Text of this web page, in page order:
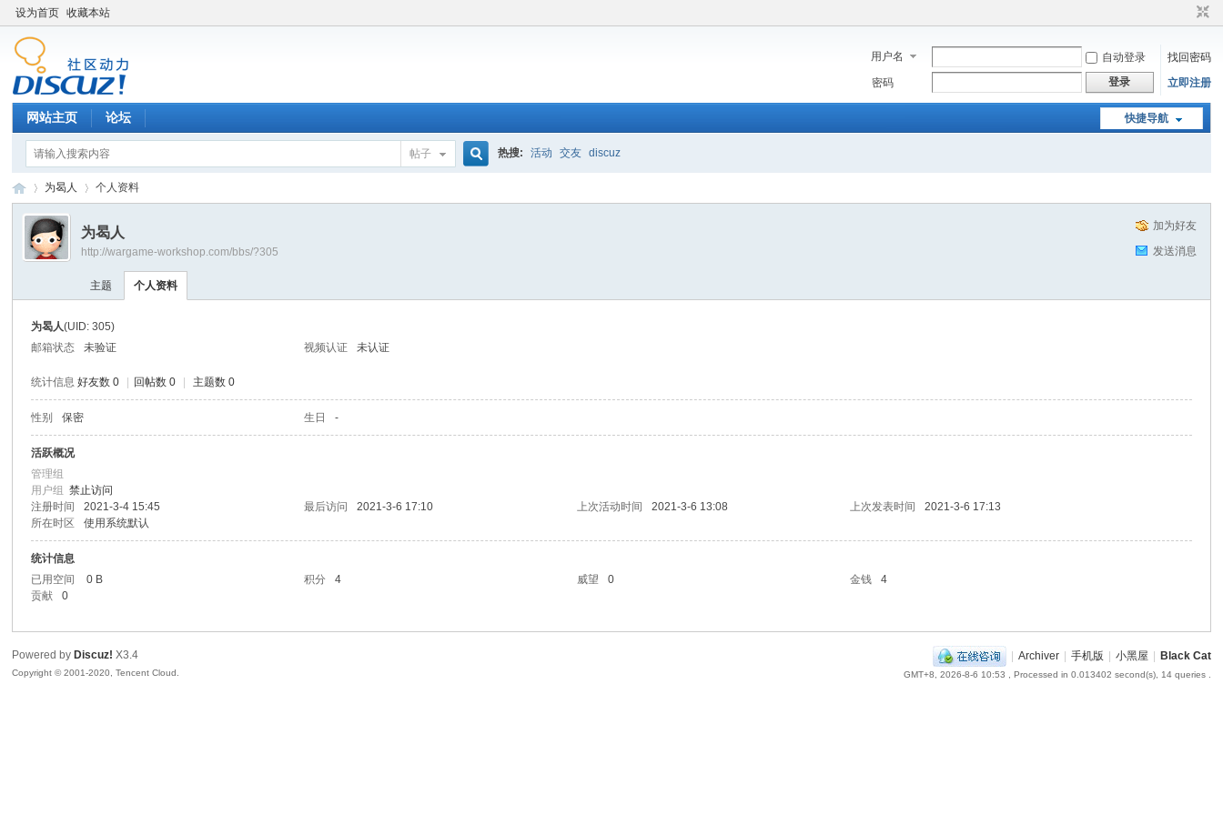
设为首页 收藏本站
用户名 自动登录
找回密码
密码
登录 立即注册
快捷导航
网站主页 论坛
帖子 热搜: 活动 交友 discuz
制
›
为曷人 个人资料
加为好友
发送消息
为曷人
http://wargame-workshop.com/bbs/?305
主题 个人资料
为曷人(UID: 305)
邮箱状态
未验证 视频认证 未认证
统计信息 好友数 0 回帖数 0 主题数 0
性别 保密 生日 -
活跃概况
管理组
用户组禁止访问
注册时间
2021-3-4 15:45 最后访问 2021-3-6 17:10 上次活动时间 2021-3-6 13:08 上次发表时间
2021-3-6 17:13
所在时区
使用系统默认
统计信息
已用空间
0 B 积分 4 威望 0 金钱
4
贡献
0
| Archiver | 手机版 | 小黑屋 | Black Cat
GMT+8, 2026-8-6 10:53 , Processed in 0.013402 second(s), 14 queries .
Powered by Discuz! X3.4
Copyright © 2001-2020, Tencent Cloud.